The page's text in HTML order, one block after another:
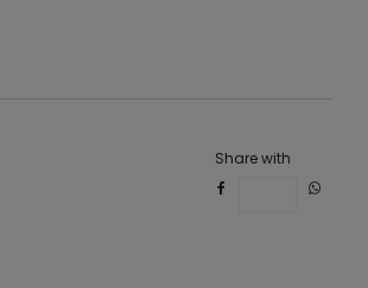
Share with